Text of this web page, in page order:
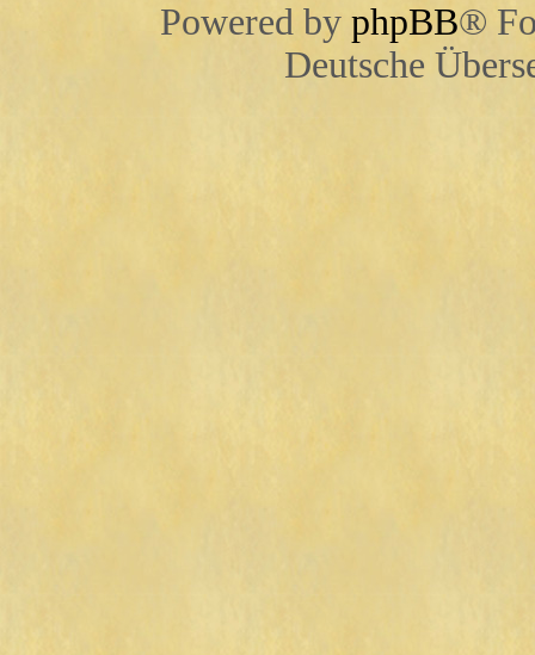
Powered by phpBB®
Deutsche